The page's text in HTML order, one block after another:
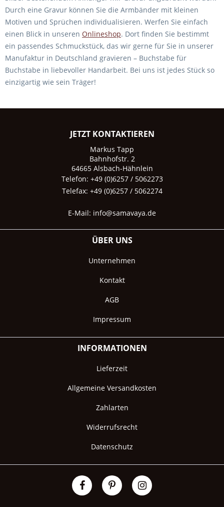
Durch eine Gravur können Sie die Armbänder mit kleinen
Motiven und Sprüchen individualisieren. Werfen Sie einfach
einen Blick in unseren Onlineshop. Dort finden Sie bestimmt
ein passendes Schmuckstück, das wir gerne für Sie in unserer
Manufaktur in Deutschland gravieren – Buchstabe für
Buchstabe in liebevoller Handarbeit. Bei uns ist jedes Stück so
einzigartig wie sein Träger!
JETZT KONTAKTIEREN
Markus Tapp
Bahnhofstr. 2
64665 Alsbach-Hähnlein
Telefon: +49 (0)6257 / 5062273
Telefax: +49 (0)6257 / 5062274
E-Mail: info@samavaya.de
ÜBER UNS
Unternehmen
Kontakt
AGB
Impressum
INFORMATIONEN
Lieferzeit
Allgemeine Versandkosten
Zahlarten
Widerrufsrecht
Datenschutz